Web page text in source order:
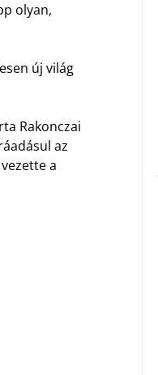
olyan,
új világ
Rakonczai
az
a